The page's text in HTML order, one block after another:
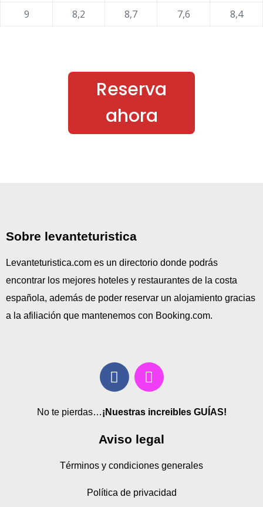
9
8,2 8,7 7,6 8,4
Reserva
ahora
Sobre levanteturistica
Levanteturistica.com es un directorio donde podrás
encontrar los mejores hoteles y restaurantes de la costa
española, además de poder reservar un alojamiento gracias
a la afiliación que mantenemos con Booking.com.
No te pierdas…¡Nuestras increibles GUÍAS!
Aviso legal
Términos y condiciones generales
Política de privacidad